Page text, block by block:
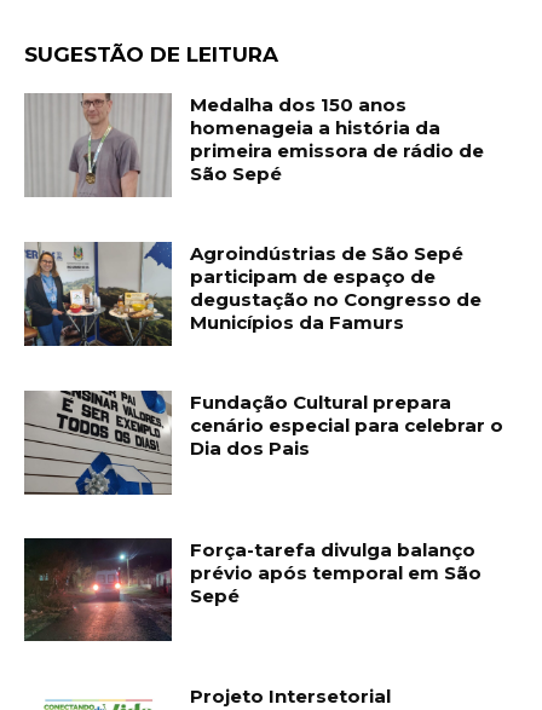
SUGESTÃO DE LEITURA
Medalha dos 150 anos
homenageia a história da
primeira emissora de rádio de
São Sepé
Agroindústrias de São Sepé
participam de espaço de
degustação no Congresso de
Municípios da Famurs
Fundação Cultural prepara
cenário especial para celebrar o
Dia dos Pais
Força-tarefa divulga balanço
prévio após temporal em São
Sepé
Projeto Intersetorial